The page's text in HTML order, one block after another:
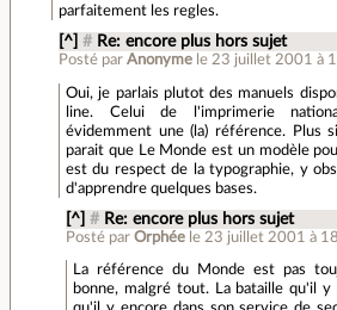
parfaitement les regles.
[^] # Re: encore plus hors sujet
Posté par Anonyme le 23 juillet 2001 à
Oui, je parlais plutot des manuels
line. Celui de l'imprimerie
évidemment une (la) référence. Plus
parait que Le Monde est un modèle
est du respect de la typographie, y
d'apprendre quelques bases.
[^] # Re: encore plus hors sujet
Posté parOrphée le 23 juillet 2001 à
La référence du Monde est pas
bonne, malgré tout. La bataille qu'il y